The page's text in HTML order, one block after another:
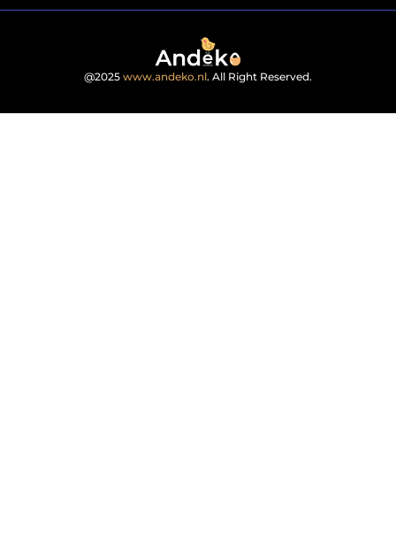
@2025 www.andeko.nl. All Right Reserved.